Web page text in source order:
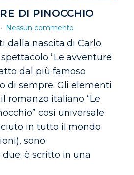
DI PINOCCHIO
Nessun commento
dalla nascita di Carlo
“Le avventure
dal più famoso
di sempre. Gli elementi
romanzo italiano “Le
così universale
in tutto il mondo
sono
è scritto in una